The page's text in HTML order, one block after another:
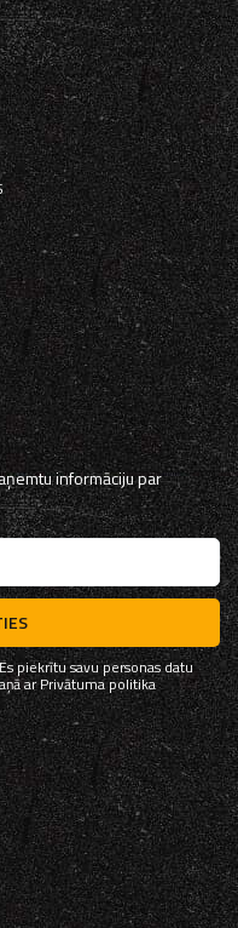
informāciju par
piekrītu savu personas datu
arPrivātuma politika